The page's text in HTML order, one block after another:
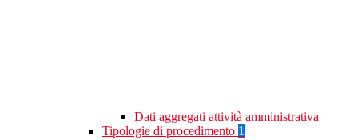
Dati aggregati attività amministrativa
Tipologie di procedimento 1